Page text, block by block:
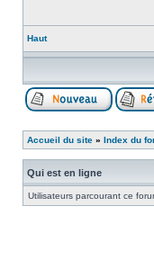
Haut
Accueil du site » Index du
Qui est en ligne
Utilisateurs parcourant ce